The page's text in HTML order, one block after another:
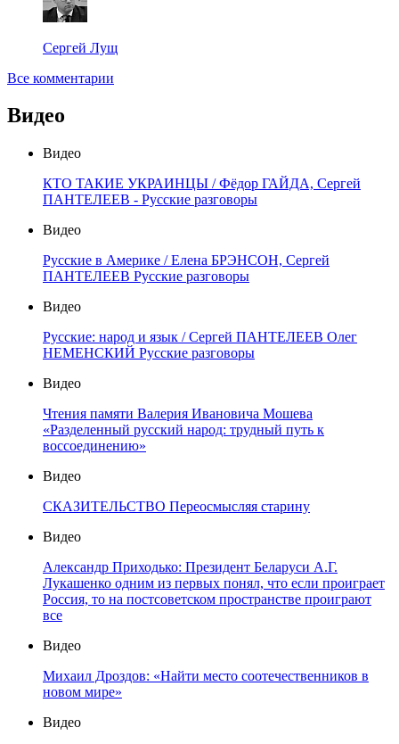
Сергей Лущ
Все комментарии
Видео
Видео
КТО ТАКИЕ УКРАИНЦЫ / Фёдор ГАЙДА, Сергей
ПАНТЕЛЕЕВ - Русские разговоры
Видео
Русские в Америке / Елена БРЭНСОН, Сергей
ПАНТЕЛЕЕВ Русские разговоры
Видео
Русские: народ и язык / Сергей ПАНТЕЛЕЕВ Олег
НЕМЕНСКИЙ Русские разговоры
Видео
Чтения памяти Валерия Ивановича Мошева
«Разделенный русский народ: трудный путь к
воссоединению»
Видео
СКАЗИТЕЛЬСТВО Переосмысляя старину
Видео
Александр Приходько: Президент Беларуси А.Г.
Лукашенко одним из первых понял, что если проиграет
Россия, то на постсоветском пространстве проиграют
все
Видео
Михаил Дроздов: «Найти место соотечественников в
новом мире»
Видео